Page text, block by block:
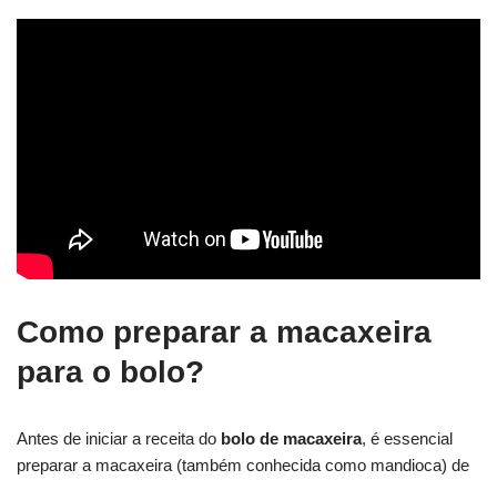
Como preparar a macaxeira
para o bolo?
Antes de iniciar a receita do bolo de macaxeira, é essencial
preparar a macaxeira (também conhecida como mandioca) de